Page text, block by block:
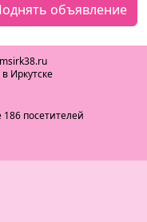
объявление
Иркутске
посетителей